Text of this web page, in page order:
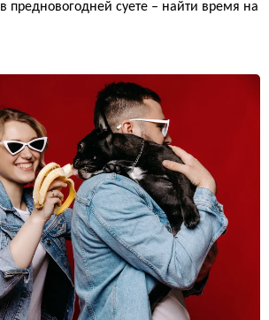
предновогодней суете – найти время на